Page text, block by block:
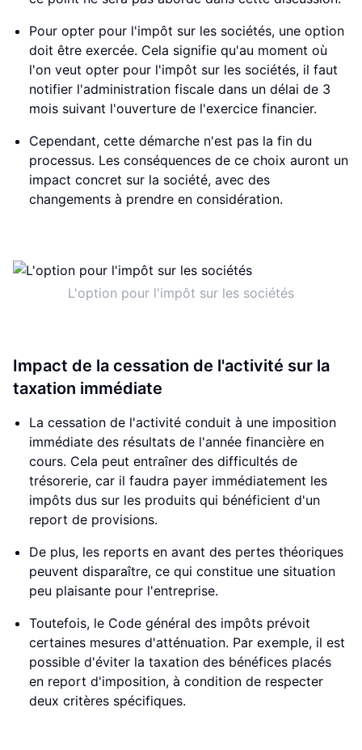
Pour opter pour l'impôt sur les sociétés, une option
doit être exercée. Cela signifie qu'au moment où
l'on veut opter pour l'impôt sur les sociétés, il faut
notifier l'administration fiscale dans un délai de 3
mois suivant l'ouverture de l'exercice financier.
Cependant, cette démarche n'est pas la fin du
processus. Les conséquences de ce choix auront un
impact concret sur la société, avec des
changements à prendre en considération.
L'option pour l'impôt sur les sociétés
Impact de la cessation de l'activité sur la
taxation immédiate
La cessation de l'activité conduit à une imposition
immédiate des résultats de l'année financière en
cours. Cela peut entraîner des difficultés de
trésorerie, car il faudra payer immédiatement les
impôts dus sur les produits qui bénéficient d'un
report de provisions.
De plus, les reports en avant des pertes théoriques
peuvent disparaître, ce qui constitue une situation
peu plaisante pour l'entreprise.
Toutefois, le Code général des impôts prévoit
certaines mesures d'atténuation. Par exemple, il est
possible d'éviter la taxation des bénéfices placés
en report d'imposition, à condition de respecter
deux critères spécifiques.